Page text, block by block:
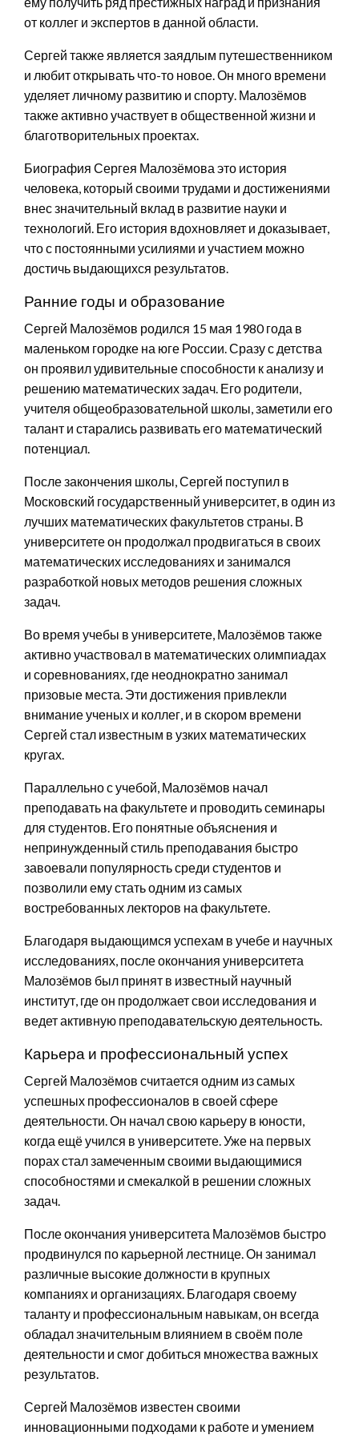
от коллег и экспертов в данной области.
Сергей также является заядлым путешественником
и любит открывать что-то новое. Он много времени
уделяет личному развитию и спорту. Малозёмов
также активно участвует в общественной жизни и
благотворительных проектах.
Биография Сергея Малозёмова это история
человека, который своими трудами и достижениями
внес значительный вклад в развитие науки и
технологий. Его история вдохновляет и доказывает,
что с постоянными усилиями и участием можно
достичь выдающихся результатов.
Ранние годы и образование
Сергей Малозёмов родился 15 мая 1980 года в
маленьком городке на юге России. Сразу с детства
он проявил удивительные способности к анализу и
решению математических задач. Его родители,
учителя общеобразовательной школы, заметили его
талант и старались развивать его математический
потенциал.
После закончения школы, Сергей поступил в
Московский государственный университет, в один из
лучших математических факультетов страны. В
университете он продолжал продвигаться в своих
математических исследованиях и занимался
разработкой новых методов решения сложных
задач.
Во время учебы в университете, Малозёмов также
активно участвовал в математических олимпиадах
и соревнованиях, где неоднократно занимал
призовые места. Эти достижения привлекли
внимание ученых и коллег, и в скором времени
Сергей стал известным в узких математических
кругах.
Параллельно с учебой, Малозёмов начал
преподавать на факультете и проводить семинары
для студентов. Его понятные объяснения и
непринужденный стиль преподавания быстро
завоевали популярность среди студентов и
позволили ему стать одним из самых
востребованных лекторов на факультете.
Благодаря выдающимся успехам в учебе и научных
исследованиях, после окончания университета
Малозёмов был принят в известный научный
институт, где он продолжает свои исследования и
ведет активную преподавательскую деятельность.
Карьера и профессиональный успех
Сергей Малозёмов считается одним из самых
успешных профессионалов в своей сфере
деятельности. Он начал свою карьеру в юности,
когда ещё учился в университете. Уже на первых
порах стал замеченным своими выдающимися
способностями и смекалкой в решении сложных
задач.
После окончания университета Малозёмов быстро
продвинулся по карьерной лестнице. Он занимал
различные высокие должности в крупных
компаниях и организациях. Благодаря своему
таланту и профессиональным навыкам, он всегда
обладал значительным влиянием в своём поле
деятельности и смог добиться множества важных
результатов.
Сергей Малозёмов известен своими
инновационными подходами к работе и умением